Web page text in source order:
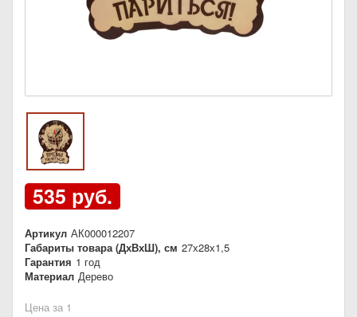
535 руб.
Артикул АК000012207
Габариты товара (ДхВхШ), см 27х28х1,5
Гарантия 1 год
Материал Дерево
Цена за 1